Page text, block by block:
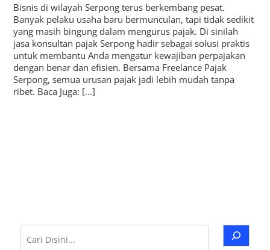
Bisnis di wilayah Serpong terus berkembang pesat.
Banyak pelaku usaha baru bermunculan, tapi tidak sedikit
yang masih bingung dalam mengurus pajak. Di sinilah
jasa konsultan pajak Serpong hadir sebagai solusi praktis
untuk membantu Anda mengatur kewajiban perpajakan
dengan benar dan efisien. Bersama Freelance Pajak
Serpong, semua urusan pajak jadi lebih mudah tanpa
ribet. Baca Juga: […]
Cari